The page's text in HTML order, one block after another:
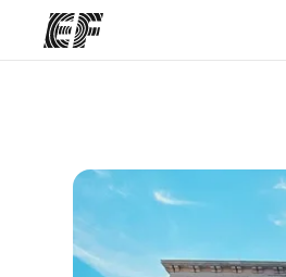
Encontre um escritório